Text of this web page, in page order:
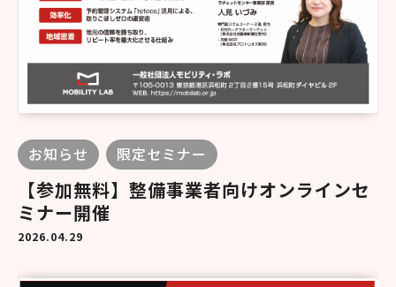
お知らせ 限定セミナー
【参加無料】整備事業者向けオンラインセ
ミナー開催
2026.04.29